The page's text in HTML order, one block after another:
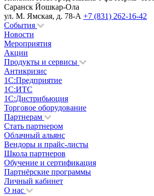
Саранск Йошкар-Ола
ул. М. Ямская, д. 78-А +7 (831) 262-16-42
События
Новости
Мероприятия
Акции
Продукты и сервисы
Антикризис
1С:Предприятие
1С:ИТС
1С:Дистрибьюция
Торговое оборудование
Партнерам
Стать партнером
Облачный альянс
Вендоры и прайс-листы
Школа партнеров
Обучение и сертификация
Партнёрские программы
Личный кабинет
О нас